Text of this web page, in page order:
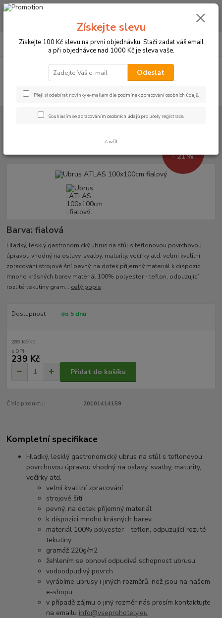
CHCETE NAKOUPIT VĚTŠÍ MNOŽSTVÍ NAŠICH PRODUKTŮ ZA LEPŠÍ
CZK
Hledat
+420 773 794 023
Pondělí-pátek 9-16 hodin
0
UBRUSY
Luxusní ubrusy Atlas-Rodos s vodoodpudivou úpravou
Ubrus ATLAS 100x100cm fialový
- 21 %
Barva: fialová
Hladký, lesklý gastronomický ubrus na stůl s teflonovou povrchovou
úpravou vhodný na oslavy, svatby, maturity, večírky atd. velmi kvalitní
zpracování strojové šití pevný, na dotek příjemný materiál k dispozici
mnoho krásných barev materiál 100% polyester - teflon, odpuzující
rozlité tekutiny gram... celý popis
Dostupnost do 5 dnů
289 Kč/ks
239 Kč
Přidat do košíku
Číslo produktu: 20101414159
Kompletní specifikace
Hladký, lesklý gastronomický ubrus na stůl s teflonovou
povrchovou úpravou vhodný na oslavy, svatby, maturity,
večírky atd.
velmi kvalitní zpracování
strojové šití
pevný, na dotek příjemný materiál
k dispozici mnoho krásných barev
materiál 100% polyester - teflon, odpuzující rozlité
tekutiny
gramáž 220g/m2
žehlením se obnoví odpudivá schopnost ubrusu
vodoodpudivý povrch
vyrábíme ubrusy i jiných rozměrů, než jsou na našem
e-shopu
v případě zájmu o jiný rozměr nás prosím kontaktujte
na emailu info@vseprohotely.eu
Získejte slevu
Získejte 100 Kč slevu na první objednávku. Stačí zadat váš email
a při objednávce nad 1000 Kč je sleva vaše.
Odeslat
Přeji si odebírat novinky e-mailem dle podmínek zpracování osobních údajů.
Souhlasím se zpracováním osobních údajů pro účely registrace.
Zavřít